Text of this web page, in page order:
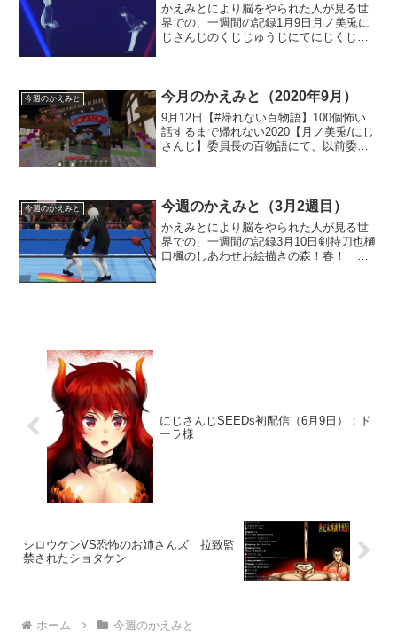
かえみとにより脳をやられた人が見る世
界での、一週間の記録1月9日月ノ美兎に
じさんじのくじじゅうじにてにじくじト
委員長の姿が見られた。...
今週のかえみと 今月のかえみと（2020年9月）
9月12日【#帰れない百物語】100個怖い
話するまで帰れない2020【月ノ美兎/にじ
さんじ】委員長の百物語にて、以前委員
屋を出てからマ...
今週のかえみと 今週のかえみと（3月2週目）
かえみとにより脳をやられた人が見る世
界での、一週間の記録3月10日剣持刀也樋
口楓のしあわせお絵描きの森！春！ に
にじさんじSEEDs初配信（6月9日）：ド
ーラ様
シロウケンVS恐怖のお姉さんズ 拉致監
禁されたショタケン
ホーム 今週のかえみと